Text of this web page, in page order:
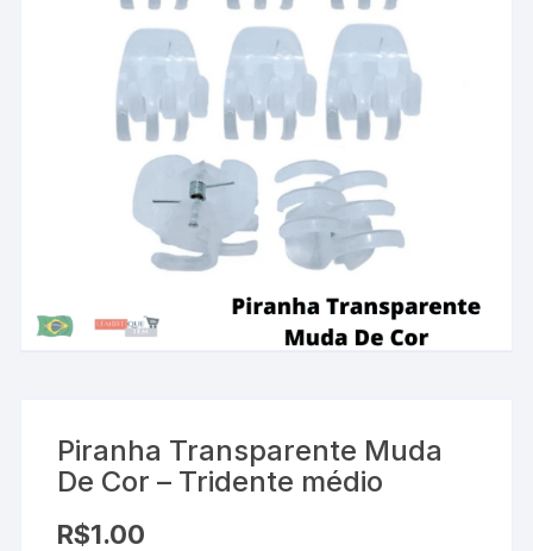
Piranha Transparente Muda
De Cor – Tridente médio
R$1.00